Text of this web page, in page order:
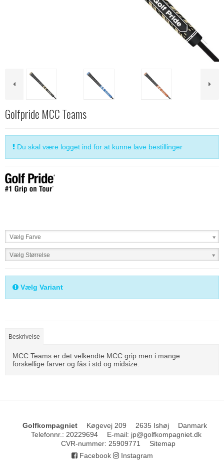
Golfpride MCC Teams
Du skal være logget ind for at kunne lave bestillinger
Vælg Farve
Vælg Størrelse
Vælg Variant
Beskrivelse
MCC Teams er det velkendte MCC grip men i mange
forskellige farver og fås i std og midsize.
Golfkompagniet Køgevej 209 2635 Ishøj
Danmark
Telefonnr.: 20229694 E-mail: jp@golfkompagniet.dk
CVR-nummer: 25909771
Sitemap
Facebook
Instagram